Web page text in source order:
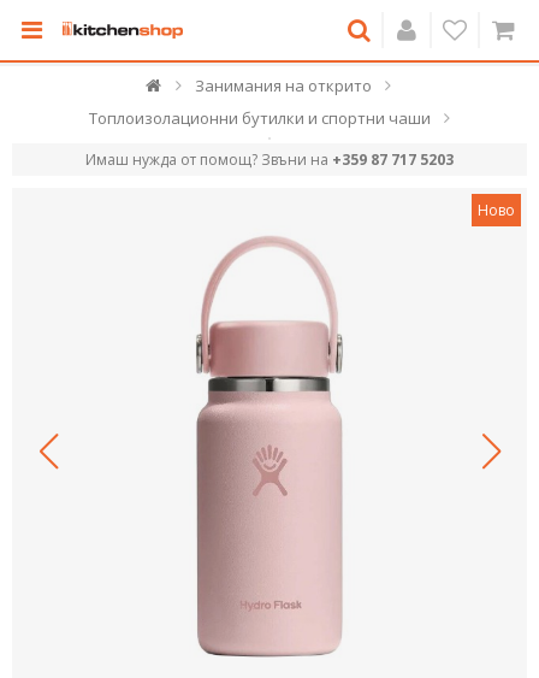
Занимания на открито
Топлоизолационни бутилки и спортни чаши
Имаш нужда от помощ? Звъни на +359 87 717 5203
Ново